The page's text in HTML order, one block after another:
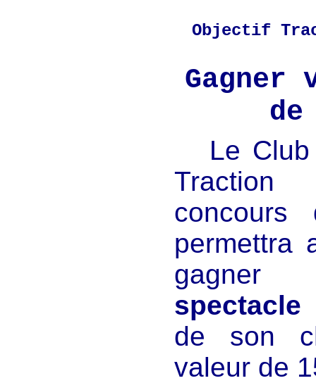
Objectif
Gagner
Le
permettra
spectacle
de son
valeur de